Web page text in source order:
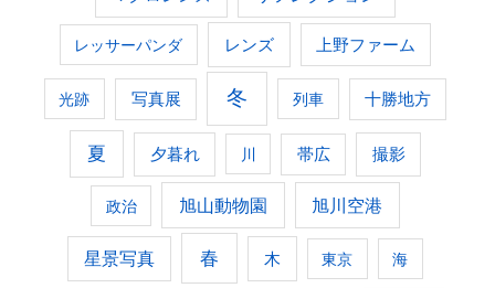
レッサーパンダ レンズ 上野ファーム
光跡 写真展 冬 列車 十勝地方
夏 夕暮れ 川 帯広 撮影
政治 旭山動物園 旭川空港
星景写真 春 木 東京 海